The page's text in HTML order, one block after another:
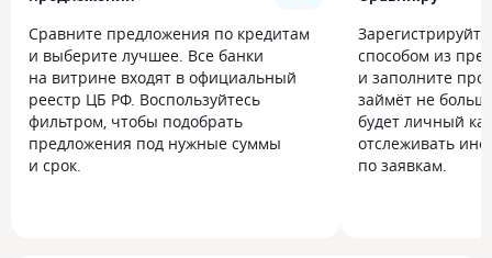
Сравните предложения по кредитам
и выберите лучшее. Все банки
на витрине входят в официальный
реестр ЦБ РФ. Воспользуйтесь
фильтром, чтобы подобрать
предложения под нужные суммы
и срок.
способом из
и заполните
займёт не
будет личный
отслеживать
по заявкам.